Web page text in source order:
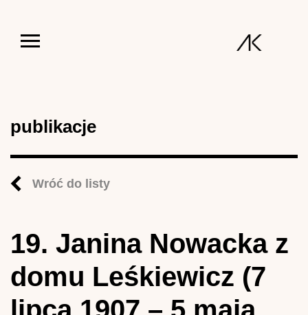
publikacje
Wróć do listy
19. Janina Nowacka z
domu Leśkiewicz (7